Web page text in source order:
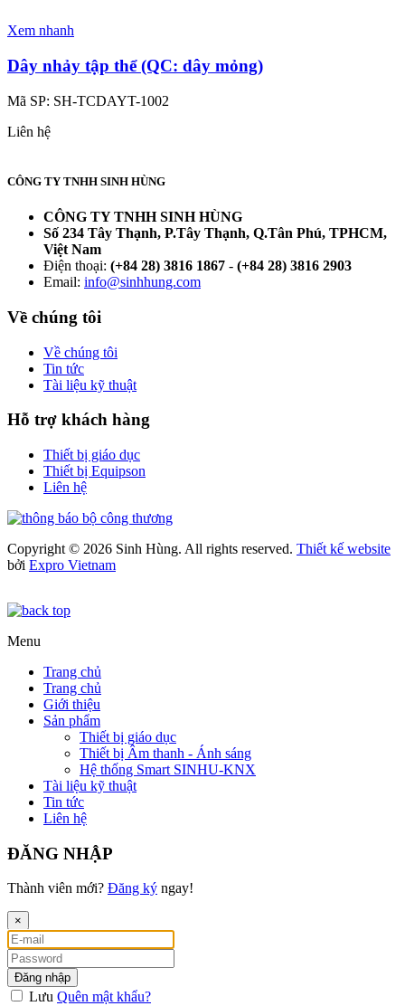
Xem nhanh
Dây nhảy tập thể (QC: dây mỏng)
Mã SP: SH-TCDAYT-1002
Liên hệ
CÔNG TY TNHH SINH HÙNG
CÔNG TY TNHH SINH HÙNG
Số 234 Tây Thạnh, P.Tây Thạnh, Q.Tân Phú, TPHCM,
Việt Nam
Điện thoại: (+84 28) 3816 1867 - (+84 28) 3816 2903
Email: info@sinhhung.com
Về chúng tôi
Về chúng tôi
Tin tức
Tài liệu kỹ thuật
Hỗ trợ khách hàng
Thiết bị giáo dục
Thiết bị Equipson
Liên hệ
Copyright © 2026 Sinh Hùng. All rights reserved. Thiết kế website
bởi Expro Vietnam
Menu
Trang chủ
Trang chủ
Giới thiệu
Sản phẩm
Thiết bị giáo dục
Thiết bị Âm thanh - Ánh sáng
Hệ thống Smart SINHU-KNX
Tài liệu kỹ thuật
Tin tức
Liên hệ
ĐĂNG NHẬP
Thành viên mới? Đăng ký ngay!
×
Đăng nhập
Lưu Quên mật khẩu?